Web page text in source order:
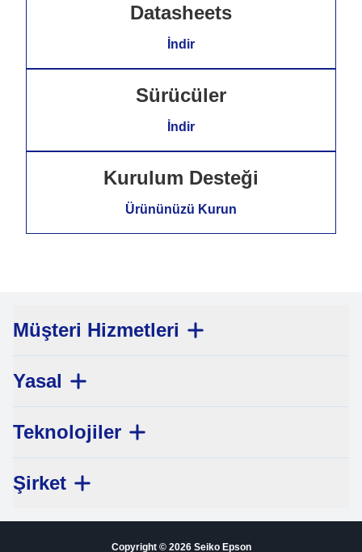
Datasheets
İndir
Sürücüler
İndir
Kurulum Desteği
Ürününüzü Kurun
Müşteri Hizmetleri
Yasal
Teknolojiler
Şirket
Copyright © 2026 Seiko Epson